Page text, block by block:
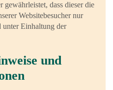
gewährleistet, dass dieser die
Websitebesucher nur
unter Einhaltung der
und